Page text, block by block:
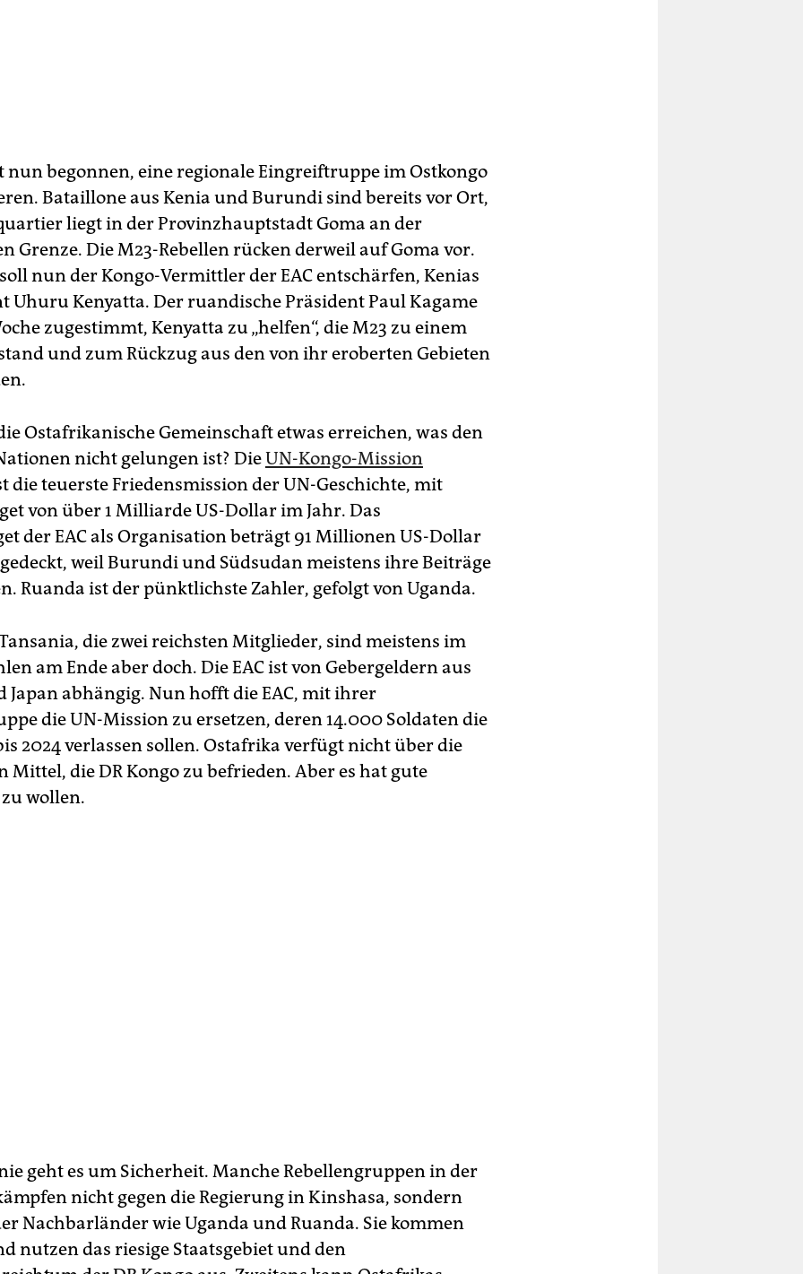
nun begonnen, eine regionale Eingreiftruppe im Ostkongo
Bataillone aus Kenia und Burundi sind bereits vor Ort,
liegt in der Provinzhauptstadt Goma an der
Grenze. Die M23-Rebellen rücken derweil auf Goma vor.
soll nun der Kongo-Vermittler der EAC entschärfen, Kenias
Uhuru Kenyatta. Der ruandische Präsident Paul Kagame
zugestimmt, Kenyatta zu „helfen“, die M23 zu einem
und zum Rückzug aus den von ihr eroberten Gebieten
Ostafrikanische Gemeinschaft etwas erreichen, was den
nicht gelungen ist? DieUN-Kongo-Mission
die teuerste Friedensmission der UN-Geschichte, mit
von über 1 Milliarde US-Dollar im Jahr. Das
der EAC als Organisation beträgt 91 Millionen US-Dollar
weil Burundi und Südsudan meistens ihre Beiträge
Ruanda ist der pünktlichste Zahler, gefolgt von Uganda.
die zwei reichsten Mitglieder, sind meistens im
am Ende aber doch. Die EAC ist von Gebergeldern aus
Japan abhängig. Nun hofft die EAC, mit ihrer
die UN-Mission zu ersetzen, deren 14.000 Soldaten die
2024 verlassen sollen. Ostafrika verfügt nicht über die
Mittel, die DR Kongo zu befrieden. Aber es hat gute
wollen.
geht es um Sicherheit. Manche Rebellengruppen in der
nicht gegen die Regierung in Kinshasa, sondern
Nachbarländer wie Uganda und Ruanda. Sie kommen
nutzen das riesige Staatsgebiet und den